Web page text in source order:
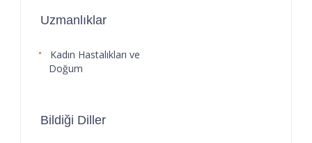
Uzmanlıklar
Kadın Hastalıkları ve
Doğum
Bildiği Diller